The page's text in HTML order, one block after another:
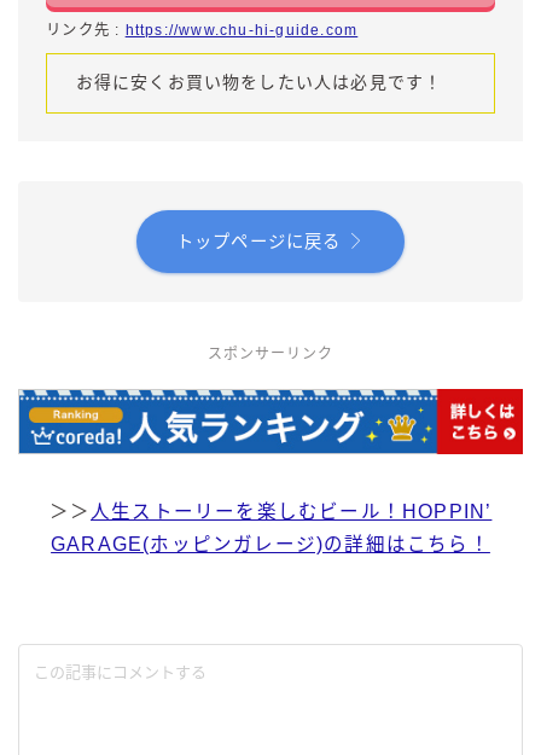
リンク先 : https://www.chu-hi-guide.com
お得に安くお買い物をしたい人は必見です！
トップページに戻る
スポンサーリンク
＞＞ 人生ストーリーを楽しむビール！HOPPIN’
GARAGE(ホッピンガレージ)の詳細はこちら！